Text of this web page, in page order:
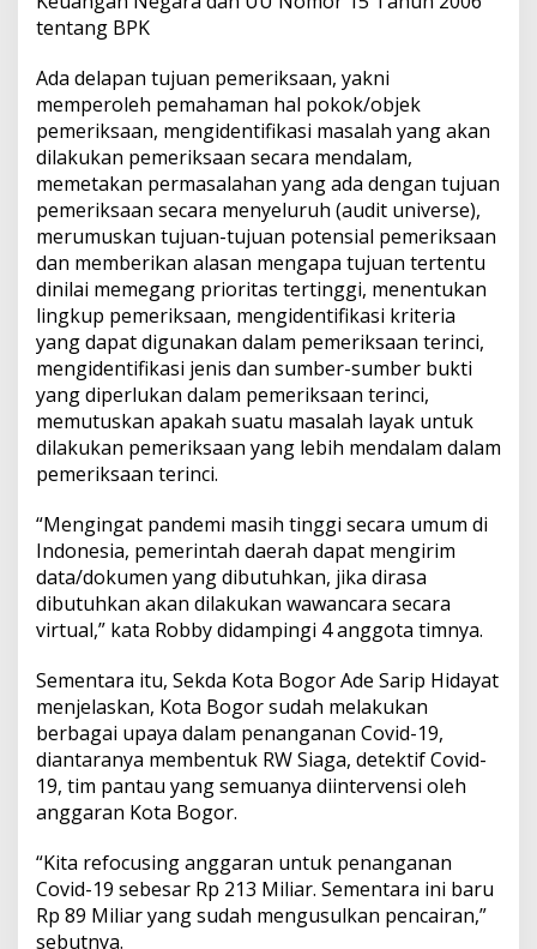
tentang BPK
Ada delapan tujuan pemeriksaan, yakni
memperoleh pemahaman hal pokok/objek
pemeriksaan, mengidentifikasi masalah yang akan
dilakukan pemeriksaan secara mendalam,
memetakan permasalahan yang ada dengan tujuan
pemeriksaan secara menyeluruh (audit universe),
merumuskan tujuan-tujuan potensial pemeriksaan
dan memberikan alasan mengapa tujuan tertentu
dinilai memegang prioritas tertinggi, menentukan
lingkup pemeriksaan, mengidentifikasi kriteria
yang dapat digunakan dalam pemeriksaan terinci,
mengidentifikasi jenis dan sumber-sumber bukti
yang diperlukan dalam pemeriksaan terinci,
memutuskan apakah suatu masalah layak untuk
dilakukan pemeriksaan yang lebih mendalam dalam
pemeriksaan terinci.
“Mengingat pandemi masih tinggi secara umum di
Indonesia, pemerintah daerah dapat mengirim
data/dokumen yang dibutuhkan, jika dirasa
dibutuhkan akan dilakukan wawancara secara
virtual,” kata Robby didampingi 4 anggota timnya.
Sementara itu, Sekda Kota Bogor Ade Sarip Hidayat
menjelaskan, Kota Bogor sudah melakukan
berbagai upaya dalam penanganan Covid-19,
diantaranya membentuk RW Siaga, detektif Covid-
19, tim pantau yang semuanya diintervensi oleh
anggaran Kota Bogor.
“Kita refocusing anggaran untuk penanganan
Covid-19 sebesar Rp 213 Miliar. Sementara ini baru
Rp 89 Miliar yang sudah mengusulkan pencairan,”
sebutnya.